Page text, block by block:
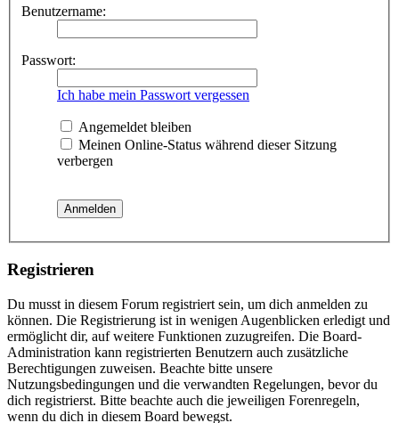
Benutzername:
Passwort:
Ich habe mein Passwort vergessen
Angemeldet bleiben
Meinen Online-Status während dieser Sitzung
verbergen
Registrieren
Du musst in diesem Forum registriert sein, um dich anmelden zu
können. Die Registrierung ist in wenigen Augenblicken erledigt und
ermöglicht dir, auf weitere Funktionen zuzugreifen. Die Board-
Administration kann registrierten Benutzern auch zusätzliche
Berechtigungen zuweisen. Beachte bitte unsere
Nutzungsbedingungen und die verwandten Regelungen, bevor du
dich registrierst. Bitte beachte auch die jeweiligen Forenregeln,
wenn du dich in diesem Board bewegst.